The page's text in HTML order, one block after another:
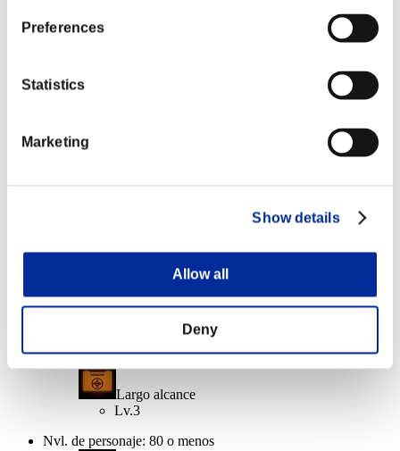
Preferences
Statistics
Marketing
Show details
Allow all
Deny
Nvl. de personaje: 1 o menos
Recompensas de evento
Nvl. de personaje: 100 o menos
Largo alcance
Lv.3
Nvl. de personaje: 80 o menos